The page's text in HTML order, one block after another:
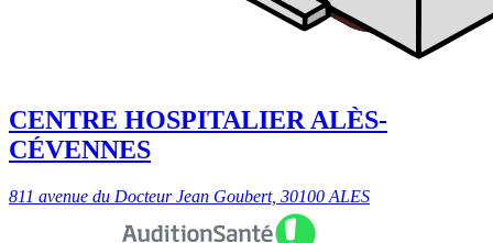
CENTRE HOSPITALIER ALÈS-
CÉVENNES
811 avenue du Docteur Jean Goubert, 30100 ALES